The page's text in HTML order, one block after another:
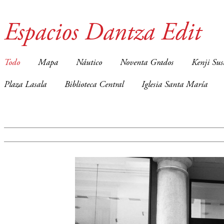
Espacios Dantza Edit
Todo Mapa Náutico Noventa Grados Kenji
Plaza Lasala Biblioteca Central Iglesia Santa María